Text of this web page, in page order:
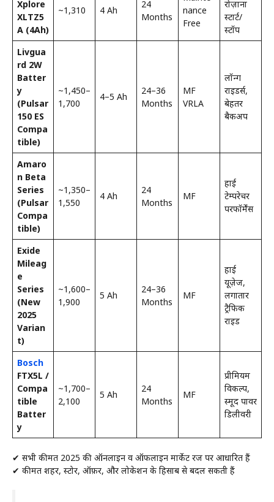
Xplore
XLTZ5
A (4Ah)
~₹1,310 4 Ah
24
Months
nance
Free
रोज़ाना
स्टार्ट/
स्टॉप
Livgua
rd 2W
Batter
y
(Pulsar
150 ES
Compa
tible)
~₹1,450–
₹1,700
4–5 Ah
24–36
Months
MF
VRLA
लॉन्ग
राइडर्स,
बेहतर
बैकअप
Amaro
n Beta
Series
(Pulsar
Compa
tible)
~₹1,350–
₹1,550
4 Ah
24
Months
MF
हाई
टेम्परेचर
परफॉर्मेंस
Exide
Mileag
e
Series
(New
2025
Varian
t)
~₹1,600–
₹1,900
5 Ah
24–36
Months
MF
हाई
यूज़ेज,
लगातार
ट्रैफिक
राइड
Bosch
FTX5L /
Compa
tible
Batter
y
~₹1,700–
₹2,100
5 Ah
24
Months
MF
प्रीमियम
विकल्प,
स्मूद पावर
डिलीवरी
✔ सभी कीमतें 2025 की ऑनलाइन व ऑफलाइन मार्केट रेंज पर आधारित हैं
✔ कीमतें शहर, स्टोर, ऑफ़र, और लोकेशन के हिसाब से बदल सकती हैं